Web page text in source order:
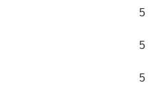
5
5
5